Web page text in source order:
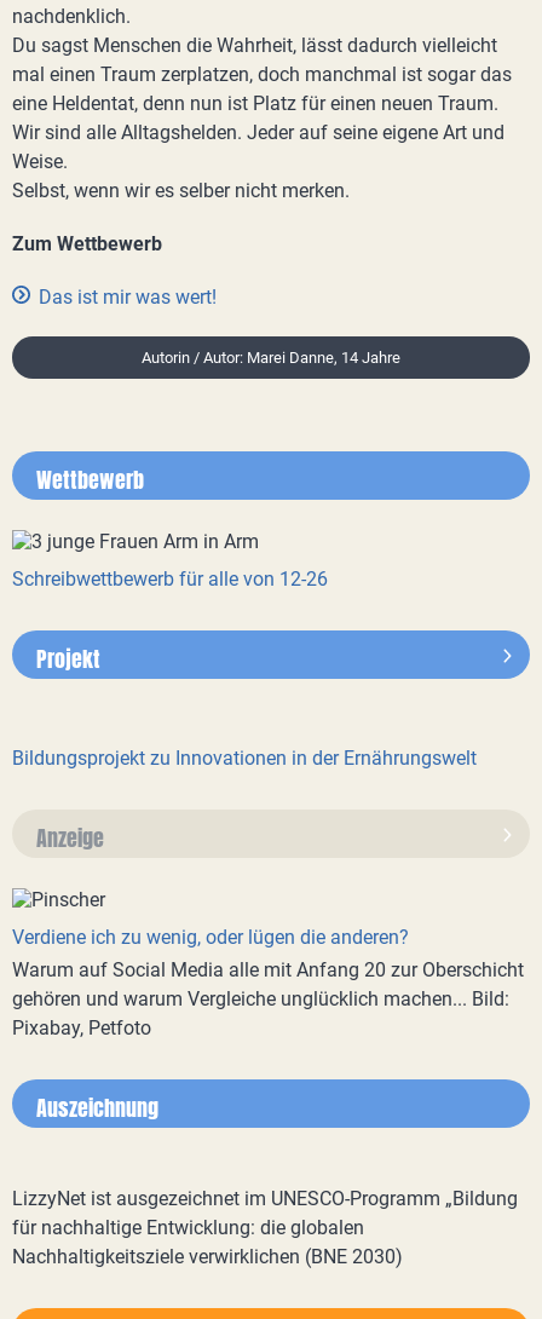
nachdenklich.
Du sagst Menschen die Wahrheit, lässt dadurch vielleicht
mal einen Traum zerplatzen, doch manchmal ist sogar das
eine Heldentat, denn nun ist Platz für einen neuen Traum.
Wir sind alle Alltagshelden. Jeder auf seine eigene Art und
Weise.
Selbst, wenn wir es selber nicht merken.
Zum Wettbewerb
Das ist mir was wert!
Autorin / Autor: Marei Danne, 14 Jahre
Wettbewerb
Schreibwettbewerb für alle von 12-26
Projekt
Bildungsprojekt zu Innovationen in der Ernährungswelt
Anzeige
Verdiene ich zu wenig, oder lügen die anderen?
Warum auf Social Media alle mit Anfang 20 zur Oberschicht
gehören und warum Vergleiche unglücklich machen... Bild:
Pixabay, Petfoto
Auszeichnung
LizzyNet ist ausgezeichnet im UNESCO-Programm „Bildung
für nachhaltige Entwicklung: die globalen
Nachhaltigkeitsziele verwirklichen (BNE 2030)